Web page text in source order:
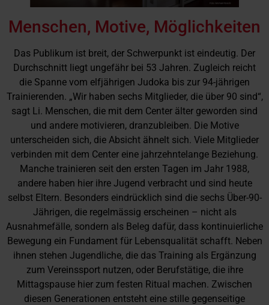
Menschen, Motive, Möglichkeiten
Das Publikum ist breit, der Schwerpunkt ist eindeutig. Der
Durchschnitt liegt ungefähr bei 53 Jahren. Zugleich reicht
die Spanne vom elfjährigen Judoka bis zur 94-jährigen
Trainierenden. „Wir haben sechs Mitglieder, die über 90 sind“,
sagt Li. Menschen, die mit dem Center älter geworden sind
und andere motivieren, dranzubleiben. Die Motive
unterscheiden sich, die Absicht ähnelt sich. Viele Mitglieder
verbinden mit dem Center eine jahrzehntelange Beziehung.
Manche trainieren seit den ersten Tagen im Jahr 1988,
andere haben hier ihre Jugend verbracht und sind heute
selbst Eltern. Besonders eindrücklich sind die sechs Über-90-
Jährigen, die regelmässig erscheinen – nicht als
Ausnahmefälle, sondern als Beleg dafür, dass kontinuierliche
Bewegung ein Fundament für Lebensqualität schafft. Neben
ihnen stehen Jugendliche, die das Training als Ergänzung
zum Vereinssport nutzen, oder Berufstätige, die ihre
Mittagspause hier zum festen Ritual machen. Zwischen
diesen Generationen entsteht eine stille gegenseitige